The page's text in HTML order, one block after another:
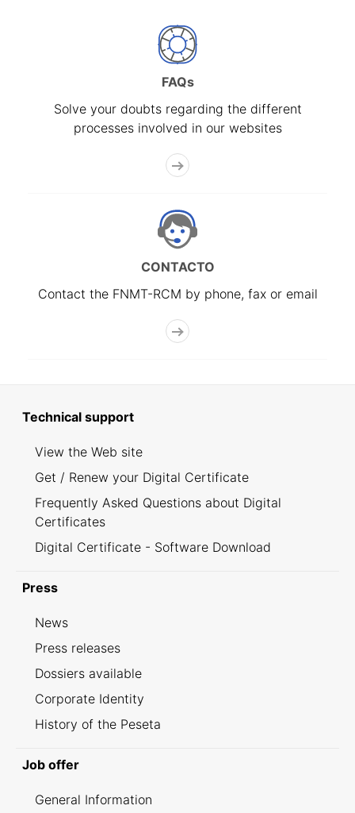
FAQs
Solve your doubts regarding the different
processes involved in our websites
CONTACTO
Contact the FNMT-RCM by phone, fax or email
Technical support
View the Web site
Get / Renew your Digital Certificate
Frequently Asked Questions about Digital
Certificates
Digital Certificate - Software Download
Press
News
Press releases
Dossiers available
Corporate Identity
History of the Peseta
Job offer
General Information